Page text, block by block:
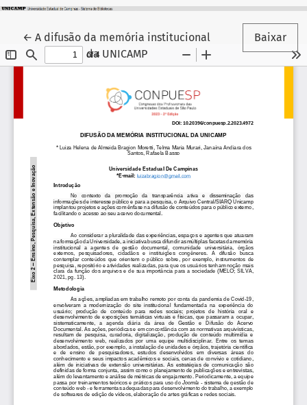
←Voltar aos Detalhes do Artigo
A difusão da memória institucional
da UNICAMP
Baixar